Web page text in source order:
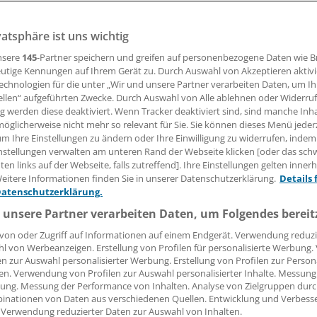
05:00 Uhr
Bei der Tagung 2009 der Deutschen Gesellschaft für
soll wieder der W. H. Hauss-Preis zur
Arbeit zur Arterioskleroseforschung vergeben werden.
die Casella Med stiftet. Bewerbungen bis 24.
E-Mail:
ist uns wichtig
145-Partner speichern und greifen auf personenbezogene Daten wie
Kennungen auf Ihrem Gerät zu. Durch Auswahl von Akzeptieren
für die unter „Wir und unsere Partner verarbeiten Daten, um
aufgeführten Zwecke. Durch Auswahl von Alle ablehnen oder
werden diese deaktiviert. Wenn Tracker deaktiviert sind, sind manche
nicht mehr so relevant für Sie. Sie können dieses Menü
Ihre Einstellungen zu ändern oder Ihre Einwilligung zu widerrufen, indem
verwalten am unteren Rand der Webseite klicken [oder das
links auf der Webseite, falls zutreffend]. Ihre Einstellungen gelten
Informationen finden Sie in unserer Datenschutzerklärung. Details
Partner verarbeiten Daten, um Folgendes
oder Zugriff auf Informationen auf einem Endgerät. Verwendung
von Werbeanzeigen. Erstellung von Profilen für personalisierte
zur Auswahl personalisierter Werbung. Erstellung von Profilen zur
Verwendung von Profilen zur Auswahl personalisierter Inhalte.
Messung der Performance von Inhalten. Analyse von Zielgruppen
von Daten aus verschiedenen Quellen. Entwicklung und
reduzierter Daten zur Auswahl von Inhalten.